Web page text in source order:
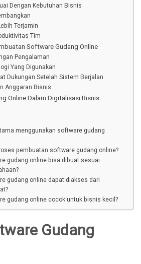
Dengan Kebutuhan Bisnis
Terjamin
Tim
Software Gudang Online
Pengalaman
Yang Digunakan
Dukungan Setelah Sistem Berjalan
Anggaran Bisnis
Online Dalam Digitalisasi Bisnis
menggunakan software gudang
pembuatan software gudang online?
gudang online bisa dibuat sesuai
gudang online dapat diakses dari
gudang online cocok untuk bisnis kecil?
Gudang